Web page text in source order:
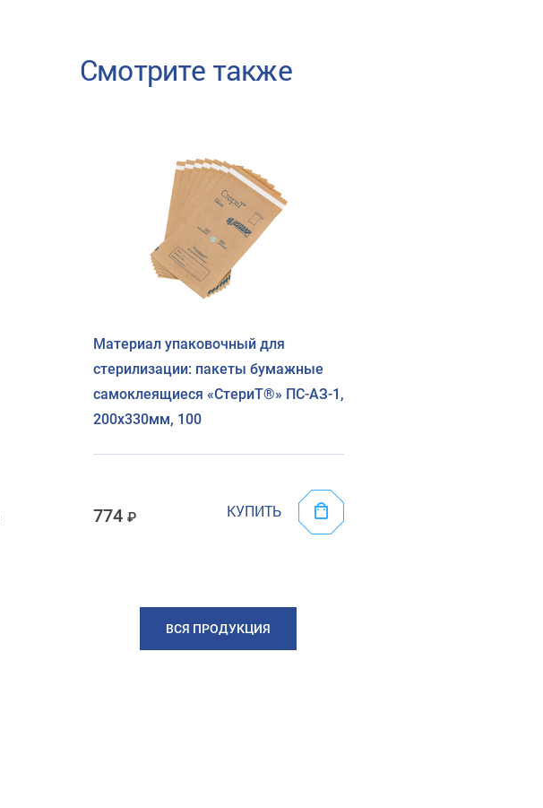
Смотрите также
Материал упаковочный для
стерилизации: пакеты бумажные
самоклеящиеся «СтериТ®» ПС-АЗ-1,
200х330мм, 100
774 КУПИТЬ
ВСЯ ПРОДУКЦИЯ